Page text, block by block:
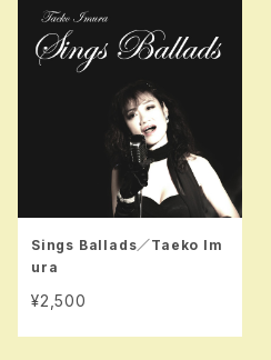
Sings Ballads／Taeko Im
ura
¥2,500